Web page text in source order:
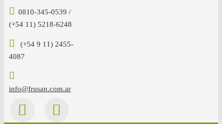
0810-345-0539 /
(+54 11) 5218-6248
(+54 9 11) 2455-
4087
info@frusan.com.ar